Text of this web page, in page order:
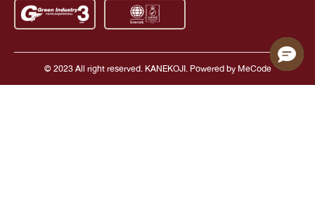
DECLINE ACCEPT
© 2023 All right reserved. KANEKOJI. Powered byMeCode